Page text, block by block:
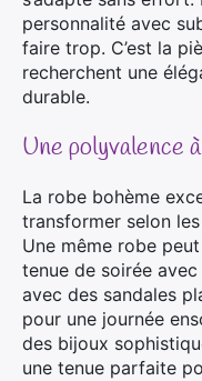
personnalité avec
faire trop. C’est la
recherchent une
durable.
Une polyvalence
La robe bohème
transformer selon
Une même robe
tenue de soirée
avec des sandales
pour une journée
des bijoux
une tenue parfaite